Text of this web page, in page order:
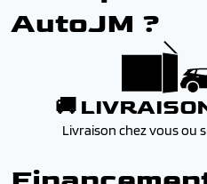
AutoJM ?
🚚
Livraison chez vous ou